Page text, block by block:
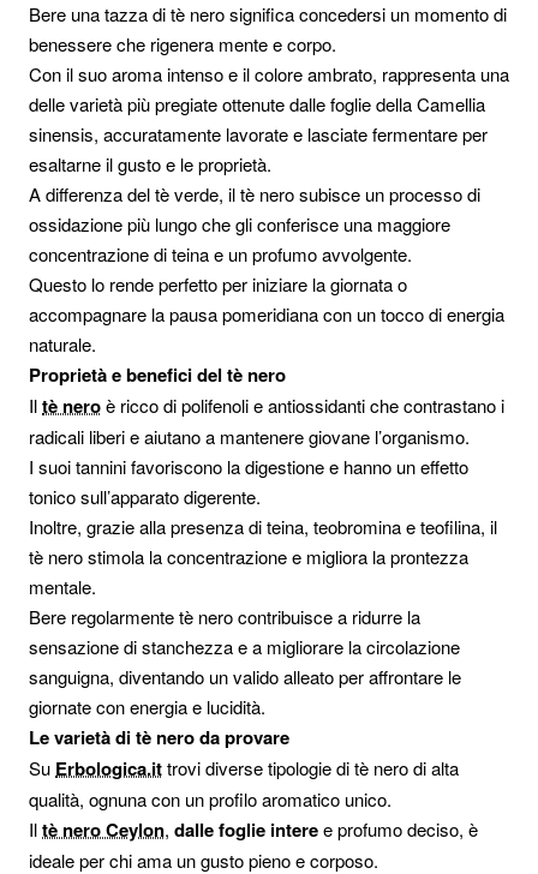
Bere una tazza di tè nero significa concedersi un momento di
benessere che rigenera mente e corpo.
Con il suo aroma intenso e il colore ambrato, rappresenta una
delle varietà più pregiate ottenute dalle foglie della Camellia
sinensis, accuratamente lavorate e lasciate fermentare per
esaltarne il gusto e le proprietà.
A differenza del tè verde, il tè nero subisce un processo di
ossidazione più lungo che gli conferisce una maggiore
concentrazione di teina e un profumo avvolgente.
Questo lo rende perfetto per iniziare la giornata o
accompagnare la pausa pomeridiana con un tocco di energia
naturale.
Proprietà e benefici del tè nero
Iltè neroè ricco di polifenoli e antiossidanti che contrastano i
radicali liberi e aiutano a mantenere giovane l’organismo.
I suoi tannini favoriscono la digestione e hanno un effetto
tonico sull’apparato digerente.
Inoltre, grazie alla presenza di teina, teobromina e teofilina, il
tè nero stimola la concentrazione e migliora la prontezza
mentale.
Bere regolarmente tè nero contribuisce a ridurre la
sensazione di stanchezza e a migliorare la circolazione
sanguigna, diventando un valido alleato per affrontare le
giornate con energia e lucidità.
Le varietà di tè nero da provare
Su Erbologica.ittrovi diverse tipologie di tè nero di alta
qualità, ognuna con un profilo aromatico unico.
Iltè nero Ceylon, dalle foglie interee profumo deciso, è
ideale per chi ama un gusto pieno e corposo.